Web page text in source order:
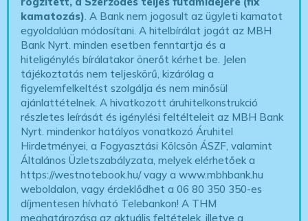
kamatozás). A Bank nem jogosult az ügyleti kamatot
egyoldalúan módosítani. A hitelbírálat jogát az MBH
Bank Nyrt. minden esetben fenntartja és a
hiteligénylés bírálatakor önerőt kérhet be. Jelen
tájékoztatás nem teljeskörű, kizárólag a
figyelemfelkeltést szolgálja és nem minősül
ajánlattételnek. A hivatkozott áruhitelkonstrukció
részletes leírását és igénylési feltélteleit az MBH Bank
Nyrt. mindenkor hatályos vonatkozó Áruhitel
Hirdetményei, a Fogyasztási Kölcsön ÁSZF, valamint
Általános Üzletszabályzata, melyek elérhetőek a
https://westnotebook.hu/vagy a www.mbhbank.hu
weboldalon, vagy érdeklődhet a 06 80 350 350-es
díjmentesen hívható Telebankon! A THM
meghatározása az aktuális feltételek, illetve a